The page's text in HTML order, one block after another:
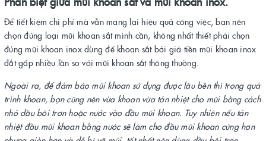
Để tiết kiệm chi phí mà vẫn mang lại hiệu quả công việc, bạn nên
chọn đúng loại mũi khoan sắt mình cần, không nhất thiết phải chọn
đúng mũi khoan inox dùng để khoan sắt bởi giá tiền mũi khoan inox
đắt gấp nhiều lần so với mũi khoan sắt thông thường.
Ngoài ra, để đảm bảo mũi khoan sử dụng được lâu bền thì trong quá
trình khoan, bạn cũng nên vừa khoan vừa tản nhiệt cho mũi bằng cách
nhỏ dầu bôi trơn hoặc nước vào đầu mũi khoan. Tuy nhiên nếu tản
nhiệt đầu mũi khoan bằng nước sẽ làm cho đầu mũi khoan cứng hơn